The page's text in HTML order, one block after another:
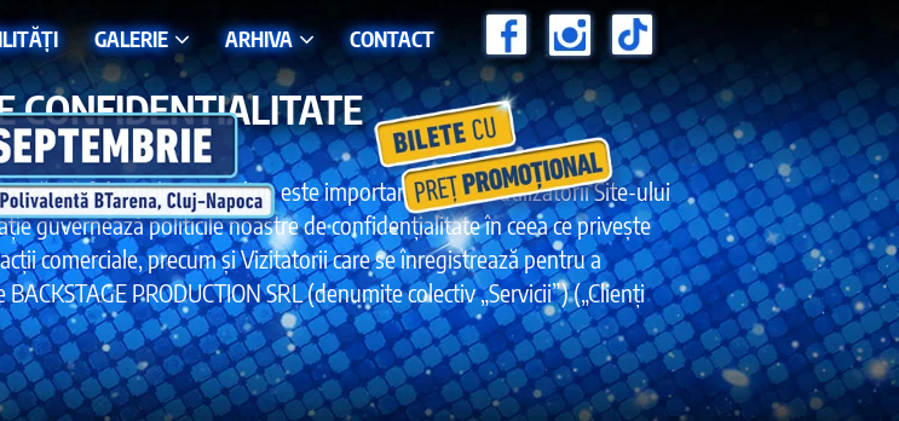
GALERIE ARHIVA CONTACT
CONFIDENȚIALITATE
că confidențialitatea online este importantă pentru utilizatorii Site-ului
guvernează politicile noastre de confidențialitate în ceea ce privește
comerciale, precum și Vizitatorii care se înregistrează pentru a
PRODUCTION SRL (denumite colectiv „Servicii”) („Clienți